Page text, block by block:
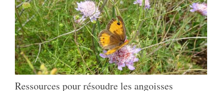
Ressources pour résoudre les angoisses